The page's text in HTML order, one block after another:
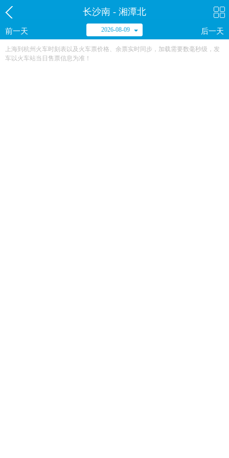
长沙南 - 湘潭北
前一天 2026-08-09 后一天
上海到杭州火车时刻表以及火车票价格、余票实时同步，加载需要数毫秒级，发
车以火车站当日售票信息为准！